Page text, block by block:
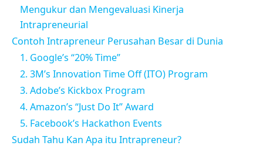
Mengukur dan Mengevaluasi Kinerja
Intrapreneurial
Contoh Intrapreneur Perusahan Besar di Dunia
1. Google’s “20% Time”
2. 3M’s Innovation Time Off (ITO) Program
3. Adobe’s Kickbox Program
4. Amazon’s “Just Do It” Award
5. Facebook’s Hackathon Events
Sudah Tahu Kan Apa itu Intrapreneur?